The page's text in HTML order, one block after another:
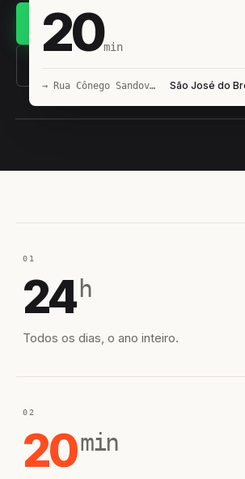
(11) 93407-8838
20min
→ Rua Cônego Sandoval São José do
01
24 h
Todos os dias, o ano inteiro.
02
20min